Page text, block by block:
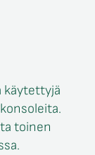
käytettyjä
toinen